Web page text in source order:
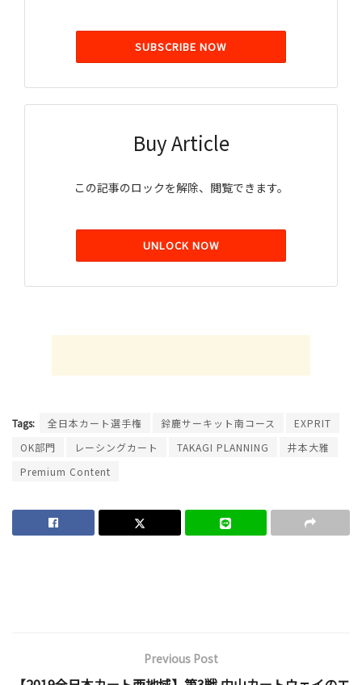
SUBSCRIBE NOW
Buy Article
この記事のロックを解除、閲覧できます。
UNLOCK NOW
Tags: 全日本カート選手権 鈴鹿サーキット南コース
EXPRIT
OK部門
レーシングカート TAKAGI PLANNING
井本大雅
Premium Content
Previous Post